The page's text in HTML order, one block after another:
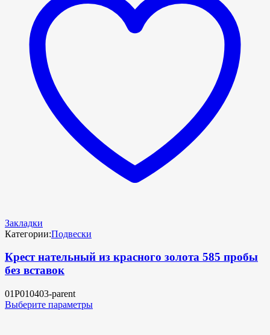
Закладки
Категории:Подвески
Крест нательный из красного золота 585 пробы
без вставок
01Р010403-parent
Выберите параметры